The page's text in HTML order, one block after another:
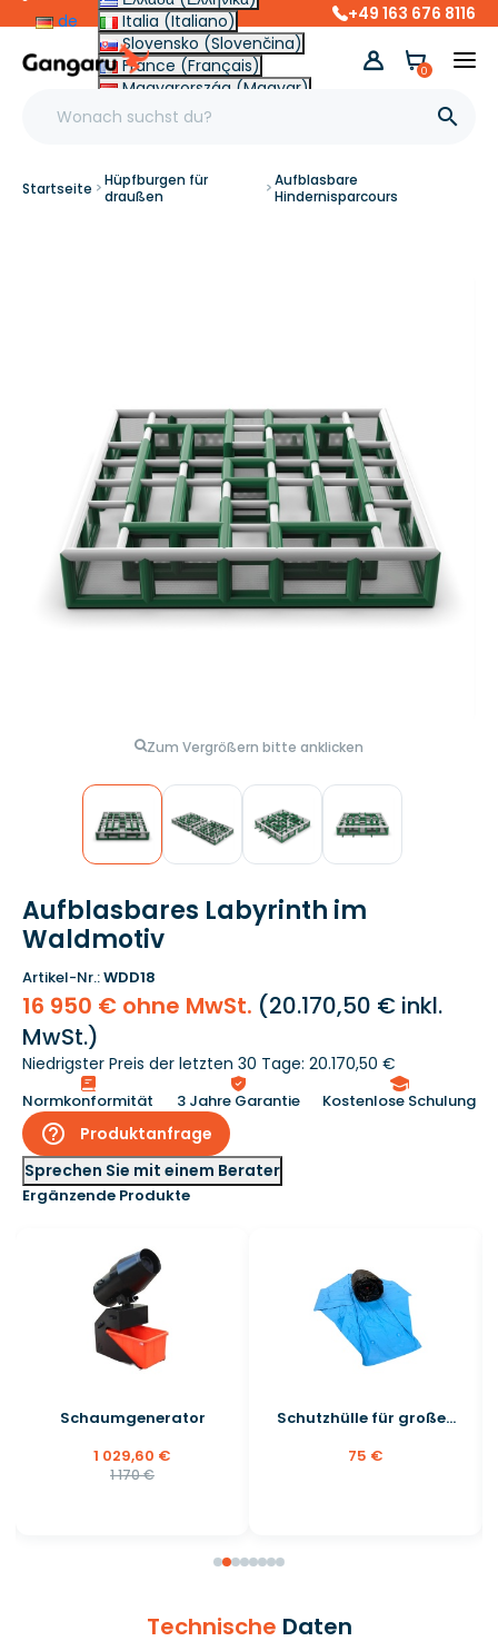
de
Italia (Italiano)
Slovensko (Slovenčina)
France (Français)
Magyarország (Magyar)
Other (English €)
+49 163 676 8116

0
Startseite
Hüpfburgen für
draußen
Aufblasbare
Hindernisparcours
Zum Vergrößern bitte anklicken
Aufblasbares Labyrinth im
Waldmotiv
Artikel-Nr.:WDD18
16 950 € ohne MwSt. (20.170,50 € inkl.
MwSt.)
Niedrigster Preis der letzten 30 Tage: 20.170,50 €
Normkonformität 3 Jahre Garantie Kostenlose Schulung
help_outline
Produktanfrage
Sprechen Sie mit einem Berater
Ergänzende Produkte
Schaumgenerator
1 029,60 €
1 170 €
Schutzhülle für große...
75 €
Technische Daten